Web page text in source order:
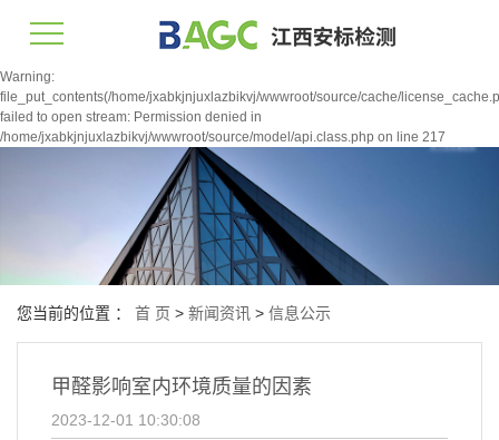
Warning:
file_put_contents(/home/jxabkjnjuxlazbikvj/wwwroot/source/cache/
failed to open stream: Permission denied in
/home/jxabkjnjuxlazbikvj/wwwroot/source/model/api.class.php on line 217
您当前的位置 ： 首 页 > 新闻资讯 > 信息公示
甲醛影响室内环境质量的因素
2023-12-01 10:30:08